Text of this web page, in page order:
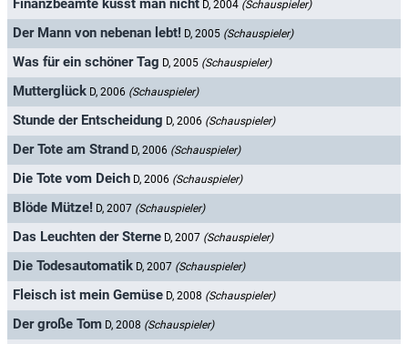
Finanzbeamte küsst man nicht D, 2004 (Schauspieler)
Der Mann von nebenan lebt! D, 2005 (Schauspieler)
Was für ein schöner Tag D, 2005 (Schauspieler)
Mutterglück D, 2006 (Schauspieler)
Stunde der Entscheidung D, 2006 (Schauspieler)
Der Tote am Strand D, 2006 (Schauspieler)
Die Tote vom Deich D, 2006 (Schauspieler)
Blöde Mütze! D, 2007 (Schauspieler)
Das Leuchten der Sterne D, 2007 (Schauspieler)
Die Todesautomatik D, 2007 (Schauspieler)
Fleisch ist mein Gemüse D, 2008 (Schauspieler)
Der große Tom D, 2008 (Schauspieler)